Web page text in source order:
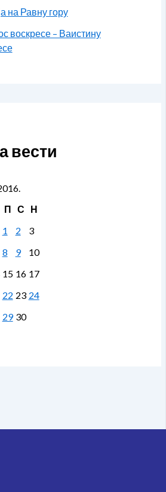
на Равну гору
воскресе – Ваистину
вести
П С
Н
1
2
3
8 9
10
15 16 17
22 23 24
29 30